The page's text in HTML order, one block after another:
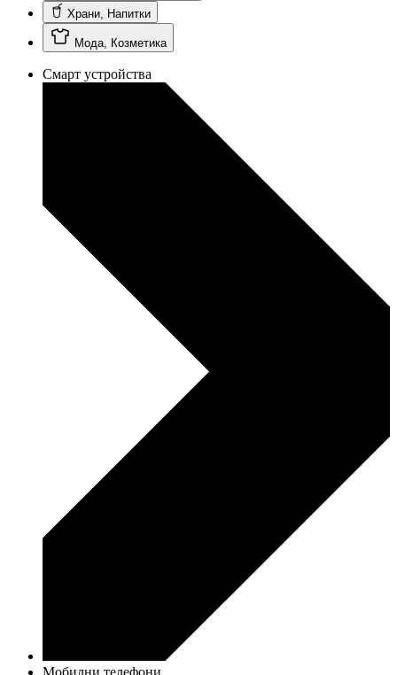
Храни, Напитки
Мода, Козметика
Смарт устройства